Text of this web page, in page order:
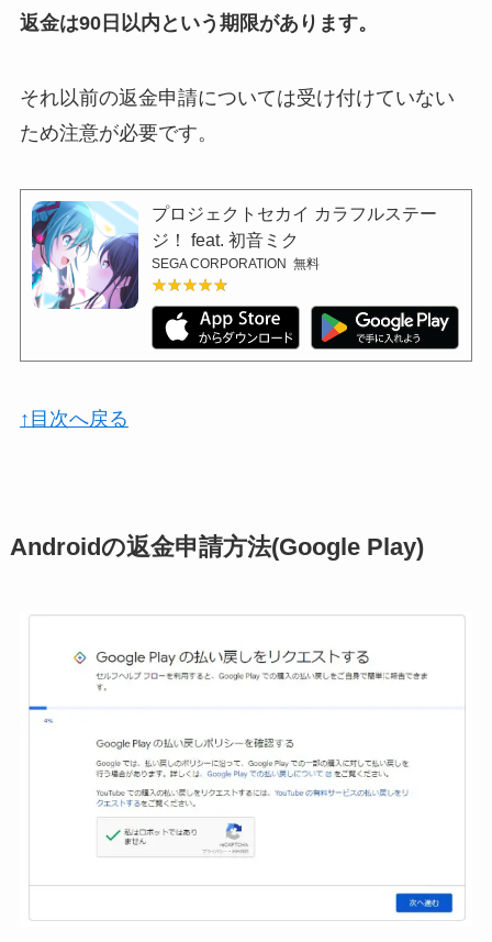
返金は90日以内という期限があります。
それ以前の返金申請については受け付けていない
ため注意が必要です。
プロジェクトセカイ カラフルステー
ジ！ feat. 初音ミク
SEGA CORPORATION 無料
★★★★★
★★★★★
↑目次へ戻る
Androidの返金申請方法(Google Play)